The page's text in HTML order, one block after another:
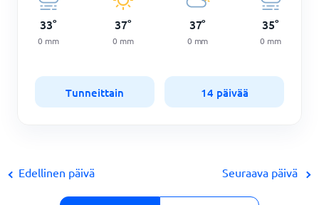
33°
0 mm
37°
0 mm
37°
0 mm
35°
0 mm
Tunneittain 14 päivää
Edellinen päivä Seuraava päivä